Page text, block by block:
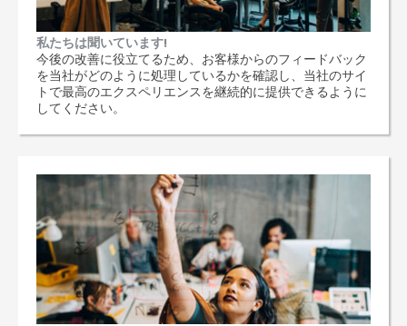
私たちは聞いています!
今後の改善に役立てるため、お客様からのフィードバック
を当社がどのように処理しているかを確認し、当社のサイ
トで最高のエクスペリエンスを継続的に提供できるように
してください。